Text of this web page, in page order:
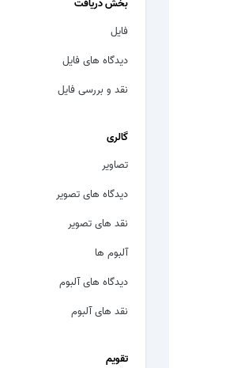
فایل
دیدگاه های فایل
نقد و بررسی فایل
گالری
تصاویر
دیدگاه های تصویر
نقد های تصویر
آلبوم ها
دیدگاه های آلبوم
نقد های آلبوم
تقویم